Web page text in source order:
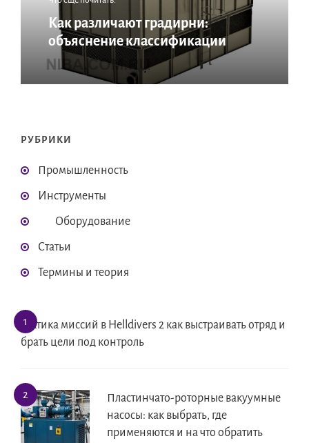
Как различают градирни:
объяснение классификации
РУБРИКИ
Промышленность
Инструменты
Оборудование
Статьи
Термины и теория
Тактика миссий в Helldivers 2 как выстраивать отряд и
брать цели под контроль
Пластинчато-роторные вакуумные
насосы: как выбрать, где
применяются и на что обратить